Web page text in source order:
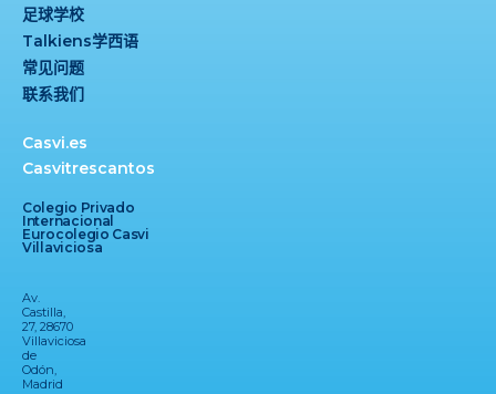
足球学校
Talkiens学西语
常见问题
联系我们
Casvi.es
Casvitrescantos
Colegio Privado
Internacional
Eurocolegio Casvi
Villaviciosa
Av.
Castilla,
27, 28670
Villaviciosa
de
Odón,
Madrid